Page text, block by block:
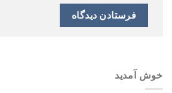
خوش آمدید